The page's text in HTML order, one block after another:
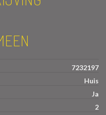
7232197
Huis
Ja
2